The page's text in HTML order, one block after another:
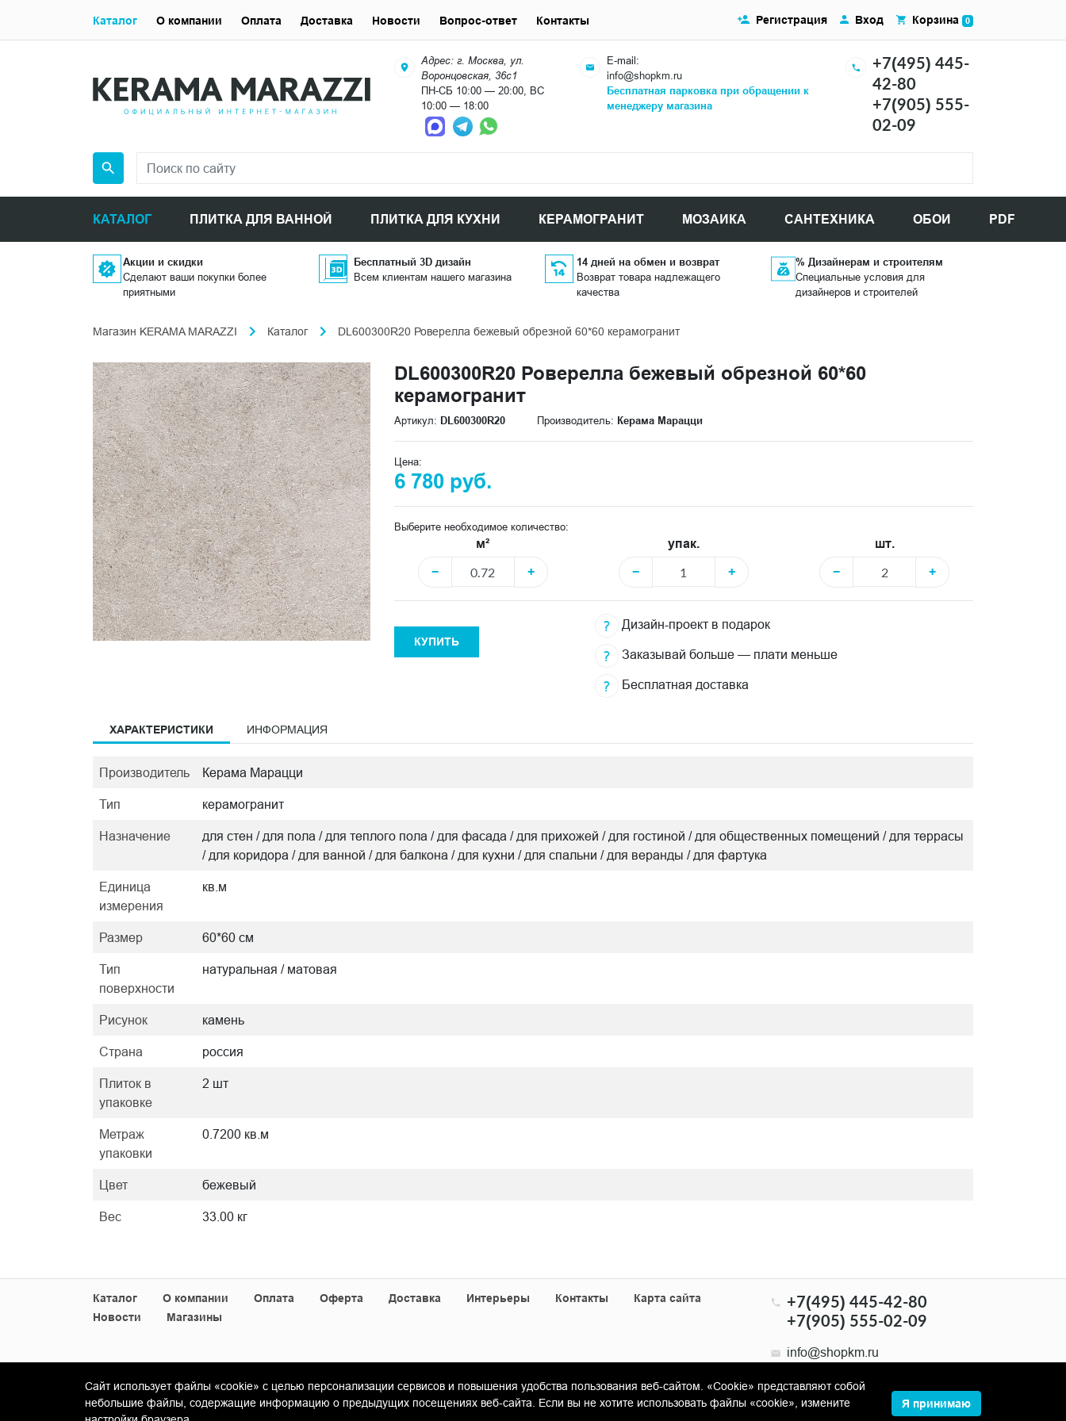
Адрес: г. Москва, ул.
Воронцовская, 36с1
ПН-СБ 10:00 — 20:00, ВС
10:00 — 18:00
E-mail:
info@shopkm.ru
Бесплатная парковка при обращении к
менеджеру магазина
+7(495) 445-
42-80
+7(905) 555-
02-09
КАТАЛОГ ПЛИТКА ДЛЯ ВАННОЙ ПЛИТКА ДЛЯ КУХНИ КЕРАМОГРАНИТ МОЗАИКА САНТЕХНИКА ОБОИ PDF
Регистрация Вход Корзина 0
Каталог О компании Оплата Доставка Новости Вопрос-ответ Контакты
Акции и скидки
Сделают ваши покупки более
приятными
Бесплатный 3D дизайн
Всем клиентам нашего магазина
14 дней на обмен и возврат
Возврат товара надлежащего
качества
% Дизайнерам и строителям
Специальные условия для
дизайнеров и строителей
Магазин KERAMA MARAZZI Каталог DL600300R20 Роверелла бежевый обрезной 60*60 керамогранит
DL600300R20 Роверелла бежевый обрезной 60*60
керамогранит
Артикул: DL600300R20 Производитель: Керама Марацци
Цена:
6 780 руб.
Выберите необходимое количество:
м²
−
+
упак.
−
+
шт.
−
+
КУПИТЬ
Дизайн-проект в подарок
Заказывай больше — плати меньше
Бесплатная доставка
ХАРАКТЕРИСТИКИ ИНФОРМАЦИЯ
Производитель Керама Марацци
Тип керамогранит
Назначение
для стен / для пола / для теплого пола / для фасада / для прихожей / для гостиной / для общественных помещений / для террасы
/ для коридора / для ванной / для балкона / для кухни / для спальни / для веранды / для фартука
Единица
измерения
кв.м
Размер 60*60 см
Тип
поверхности
натуральная / матовая
Рисунок камень
Страна россия
Плиток в
упаковке
2 шт
Метраж
упаковки
0.7200 кв.м
Цвет бежевый
Вес 33.00 кг
Каталог О компании Оплата Оферта Доставка Интерьеры Контакты
Карта сайта
Новости
Магазины
+7(495) 445-42-80
+7(905) 555-02-09
info@shopkm.ru
© Copyright 2013-2026 KERAMA MARAZZI, ООО «Гамма Керамика»
Сайт использует файлы «cookie» с целью персонализации сервисов и повышения удобства пользования веб-сайтом. «Cookie» представляют собой
небольшие файлы, содержащие информацию о предыдущих посещениях веб-сайта. Если вы не хотите использовать файлы «cookie», измените
Я принимаю